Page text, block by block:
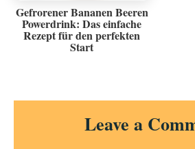
Gefrorener Bananen Beeren
Powerdrink: Das einfache
Rezept für den perfekten
Start
Reader
Interactions
Leave a